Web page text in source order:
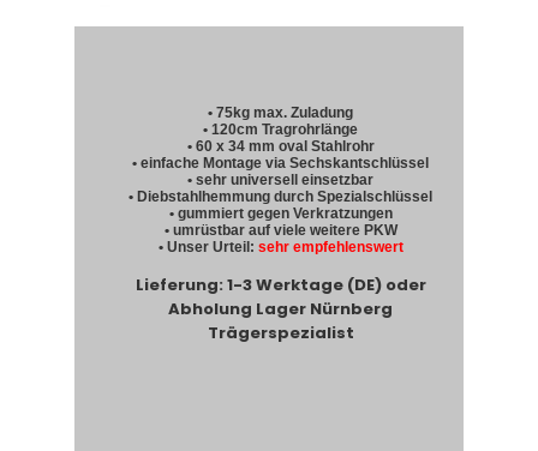
• 75kg max. Zuladung
• 120cm Tragrohrlänge
• 60 x 34 mm oval Stahlrohr
• einfache Montage via Sechskantschlüssel
• sehr universell einsetzbar
• Diebstahlhemmung durch Spezialschlüssel
• gummiert gegen Verkratzungen
• umrüstbar auf viele weitere PKW
• Unser Urteil: sehr empfehlenswert
Lieferung: 1-3 Werktage (DE) oder
Abholung Lager Nürnberg
Trägerspezialist